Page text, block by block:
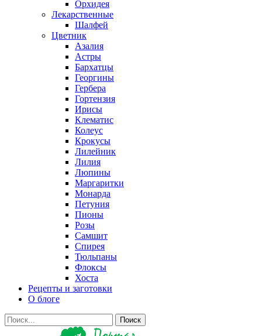
Орхидея
Лекарственные
Шалфей
Цветник
Азалия
Астры
Бархатцы
Георгины
Гербера
Гортензия
Ирисы
Клематис
Колеус
Крокусы
Лилейник
Лилия
Люпины
Маргаритки
Монарда
Петуния
Пионы
Розы
Самшит
Спирея
Тюльпаны
Флоксы
Хоста
Рецепты и заготовки
О блоге